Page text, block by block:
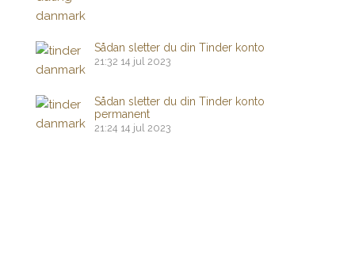
Sådan sletter du din Tinder konto
21:32 14 jul 2023
Sådan sletter du din Tinder konto
permanent
21:24 14 jul 2023